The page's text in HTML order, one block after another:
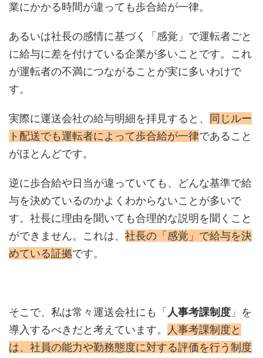
業にかかる時間が違っても歩合給が一律。
あるいは社長の感情に基づく「感覚」で運転者ごと
に給与に差を付けている企業が多いことです。これ
が運転者の不満につながることが実に多いわけで
す。
実際に運送会社の給与明細を拝見すると、
同じルー
ト配送でも運転者によって歩合給が一律であること
がほとんどです。
逆に歩合給や日当が違っていても、どんな基準で給
与を決めているのかよくわからないことが多いで
す。社長に理由を聞いても合理的な説明を聞くこと
ができません。これは、 社長の「感覚」で給与を決
めている証拠です。
そこで、私は常々運送会社にも「 人事考課制度 」を
導入するべきだと考えています。
人事考課制度と
は、社員の能力や勤務態度に対する評価を行う制度